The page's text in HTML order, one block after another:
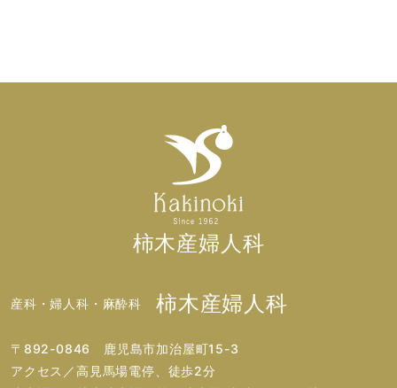
柿木産婦人科
産科・婦人科・麻酔科 柿木産婦人科
〒892-0846 鹿児島市加治屋町15-3
アクセス／高見馬場電停、徒歩2分